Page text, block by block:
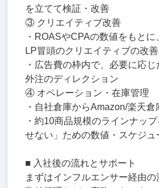
を立てて検証・改善
③ クリエイティブ改善
・ROASやCPAの数値をもと
LP冒頭のクリエイティブの改
・広告費の枠内で、必要に応
外注のディレクション
④ オペレーション・在庫管理
・自社倉庫からAmazon/楽天
・約10商品規模のラインナッ
せない」ための数値・スケジュ
■ 入社後の流れとサポート
まずはインフルエンサー経由